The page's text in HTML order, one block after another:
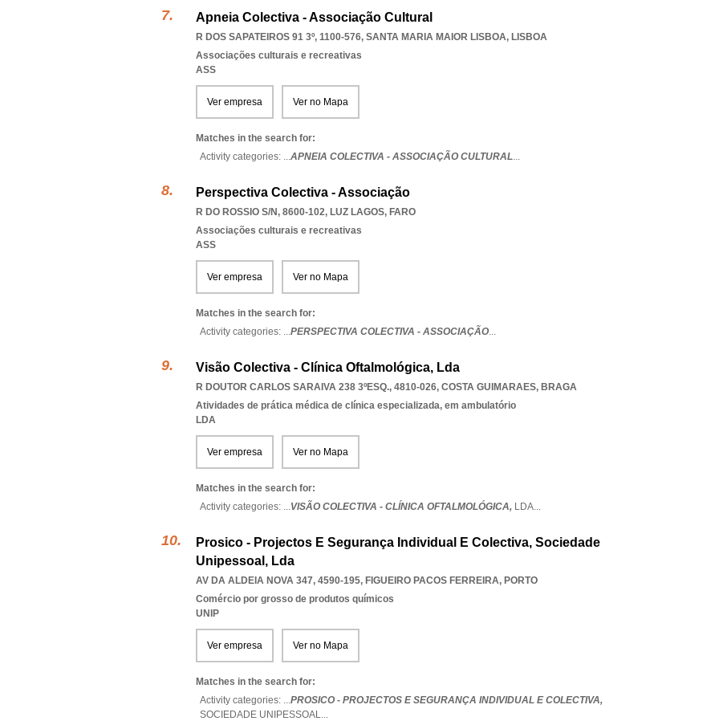
Apneia Colectiva - Associação Cultural
R DOS SAPATEIROS 91 3º, 1100-576, SANTA MARIA MAIOR LISBOA, LISBOA
Associações culturais e recreativas
ASS
Ver empresa Ver no Mapa
Matches in the search for:
Activity categories: ...APNEIA COLECTIVA - ASSOCIAÇÃO CULTURAL...
Perspectiva Colectiva - Associação
R DO ROSSIO S/N, 8600-102, LUZ LAGOS, FARO
Associações culturais e recreativas
ASS
Ver empresa Ver no Mapa
Matches in the search for:
Activity categories: ...PERSPECTIVA COLECTIVA - ASSOCIAÇÃO...
Visão Colectiva - Clínica Oftalmológica, Lda
R DOUTOR CARLOS SARAIVA 238 3ºESQ., 4810-026, COSTA GUIMARAES, BRAGA
Atividades de prática médica de clínica especializada, em ambulatório
LDA
Ver empresa Ver no Mapa
Matches in the search for:
Activity categories: ...VISÃO COLECTIVA - CLÍNICA OFTALMOLÓGICA, LDA...
Prosico - Projectos E Segurança Individual E Colectiva, Sociedade
Unipessoal, Lda
AV DA ALDEIA NOVA 347, 4590-195, FIGUEIRO PACOS FERREIRA, PORTO
Comércio por grosso de produtos químicos
UNIP
Ver empresa Ver no Mapa
Matches in the search for:
Activity categories: ...PROSICO - PROJECTOS E SEGURANÇA INDIVIDUAL E COLECTIVA,
SOCIEDADE UNIPESSOAL...